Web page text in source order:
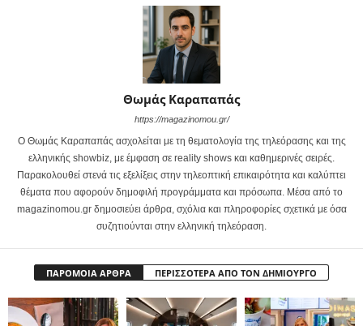
Θωμάς Καραπαπάς
https://magazinomou.gr/
Ο Θωμάς Καραπαπάς ασχολείται με τη θεματολογία της τηλεόρασης και της
ελληνικής showbiz, με έμφαση σε reality shows και καθημερινές σειρές.
Παρακολουθεί στενά τις εξελίξεις στην τηλεοπτική επικαιρότητα και καλύπτει
θέματα που αφορούν δημοφιλή προγράμματα και πρόσωπα. Μέσα από το
magazinomou.gr δημοσιεύει άρθρα, σχόλια και πληροφορίες σχετικά με όσα
συζητιούνται στην ελληνική τηλεόραση.
ΠΑΡΟΜΟΙΑ ΑΡΘΡΑ ΠΕΡΙΣΣΟΤΕΡΑ ΑΠΟ ΤΟΝ ΔΗΜΙΟΥΡΓΟ